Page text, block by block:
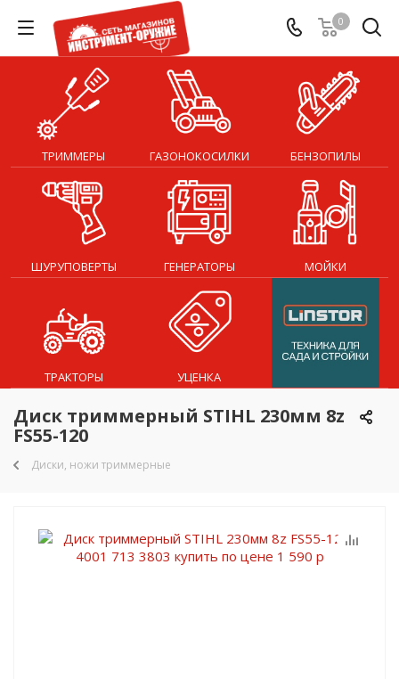
0
ТРИММЕРЫ ГАЗОНОКОСИЛКИ БЕНЗОПИЛЫ
ШУРУПОВЕРТЫ ГЕНЕРАТОРЫ МОЙКИ
ТРАКТОРЫ УЦЕНКА
Диск триммерный STIHL 230мм 8z
FS55-120
Диски, ножи триммерные